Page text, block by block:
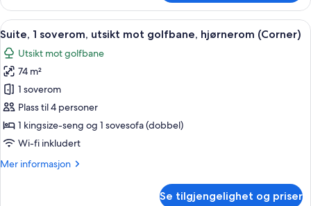
1
soverom,
balkong,
resort-
utsikt
(Balcony)
Åpne
alle
bildene
av
Suite,
1
soverom,
utsikt
golfbane,
1 soverom, sengetøy av topp
4
Suite, 1 soverom, utsikt mot golfbane, hjørnerom (Corner)
Utsikt mot golfbane
74 m²
1 soverom
Plass til 4 personer
1 kingsize-seng og 1 sovesofa (dobbel)
Wi-fi inkludert
Mer informasjon
Mer
Se tilgjengelighet og priser